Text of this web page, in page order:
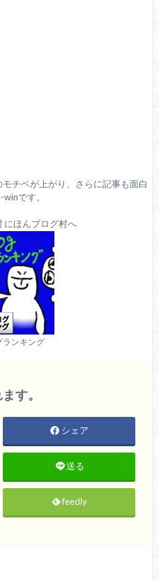
チベが上がり、さらに記事も面白
です。
ランキング
す。
シェア
送る
feedly